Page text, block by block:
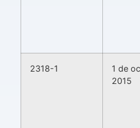
2318-1
1 de
2015